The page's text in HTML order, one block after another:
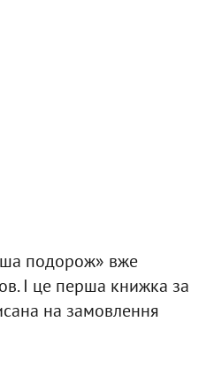
подорож» вже
І це перша книжка за
на замовлення